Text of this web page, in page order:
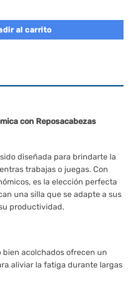
apoyabrazos abatibles cantidad
al carrito
con Reposacabezas
diseñada para brindarte la
trabajas o juegas. Con
es la elección perfecta
una silla que se adapte a sus
productividad.
bien acolchados ofrecen un
aliviar la fatiga durante largas